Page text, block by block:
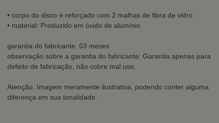
• corpo do disco é reforçado com 2 malhas de fibra de vidro
• material: Produzido em óxido de alumínio
garantia do fabricante: 03 meses
observação sobre a garantia do fabricante: Garantia apenas para
defeito de fabricação, não cobre mal uso.
Atenção: Imagem meramente ilustrativa, podendo conter alguma
diferença em sua tonalidade.